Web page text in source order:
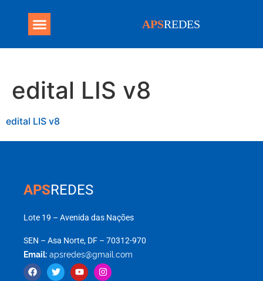
APSREDES
edital LIS v8
edital LIS v8
APSREDES
Lote 19 – Avenida das Nações
SEN – Asa Norte, DF – 70312-970
Email: apsredes@gmail.com